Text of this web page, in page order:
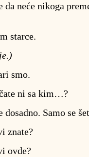
neće nikoga
starce.
smo.
ni sa kim…?
Samo se
znate?
ovde?